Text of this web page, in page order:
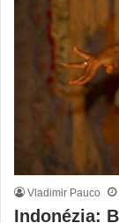
Vladimir Pauco
Indonézia: